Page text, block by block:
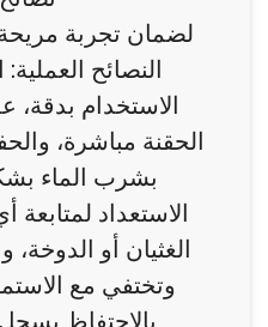
لضمان تجربة
النصائح
الاستخدام بدقة،
الحقنة مباشرة،
بشرب الماء
الاستعداد لمتابعة
الغثيان أو الدوخة،
وتختفي مع
بالاحتفاظ